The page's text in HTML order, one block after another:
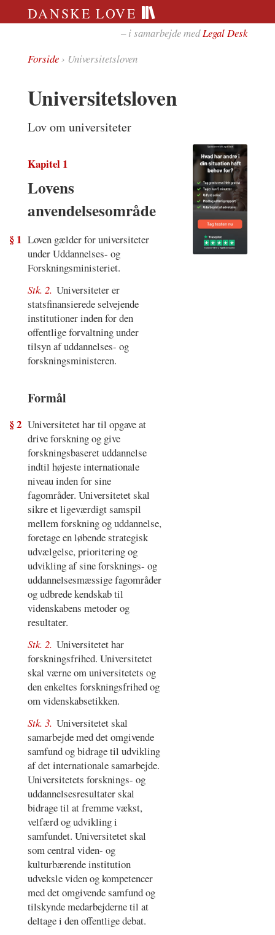
DANSKE LOVE
– i samarbejde medLegal Desk
Forside› Universitetsloven
Universitetsloven
Lov om universiteter
Kapitel 1
Lovens
anvendelsesområde
§ 1 Loven gælder for universiteter
under Uddannelses- og
Forskningsministeriet.
Stk. 2. Universiteter er
statsfinansierede selvejende
institutioner inden for den
offentlige forvaltning under
tilsyn af uddannelses- og
forskningsministeren.
Formål
§ 2 Universitetet har til opgave at
drive forskning og give
forskningsbaseret uddannelse
indtil højeste internationale
niveau inden for sine
fagområder. Universitetet skal
sikre et ligeværdigt samspil
mellem forskning og uddannelse,
foretage en løbende strategisk
udvælgelse, prioritering og
udvikling af sine forsknings- og
uddannelsesmæssige fagområder
og udbrede kendskab til
videnskabens metoder og
resultater.
Stk. 2. Universitetet har
forskningsfrihed. Universitetet
skal værne om universitetets og
den enkeltes forskningsfrihed og
om videnskabsetikken.
Stk. 3. Universitetet skal
samarbejde med det omgivende
samfund og bidrage til udvikling
af det internationale samarbejde.
Universitetets forsknings- og
uddannelsesresultater skal
bidrage til at fremme vækst,
velfærd og udvikling i
samfundet. Universitetet skal
som central viden- og
kulturbærende institution
udveksle viden og kompetencer
med det omgivende samfund og
tilskynde medarbejderne til at
deltage i den offentlige debat.